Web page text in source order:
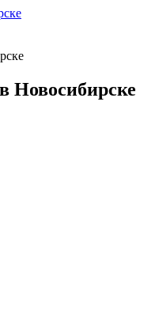
Новосибирске